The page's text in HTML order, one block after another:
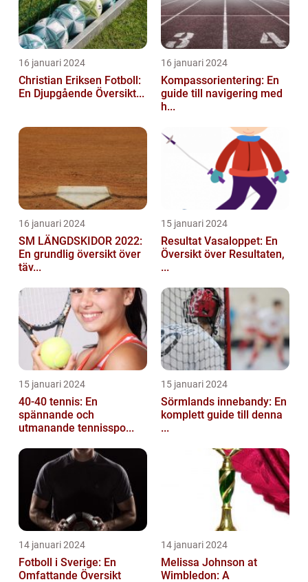
16 januari 2024
Christian Eriksen Fotboll:
En Djupgående Översikt...
16 januari 2024
Kompassorientering: En
guide till navigering med
h...
16 januari 2024
SM LÄNGDSKIDOR 2022:
En grundlig översikt över
täv...
15 januari 2024
Resultat Vasaloppet: En
Översikt över Resultaten,
...
15 januari 2024
40-40 tennis: En
spännande och
utmanande tennisspo...
15 januari 2024
Sörmlands innebandy: En
komplett guide till denna
...
14 januari 2024
Fotboll i Sverige: En
Omfattande Översikt
14 januari 2024
Melissa Johnson at
Wimbledon: A